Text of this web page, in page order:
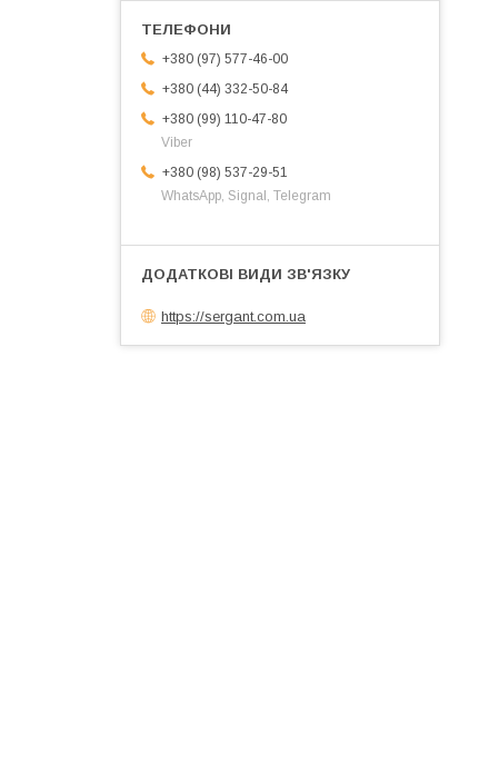
+380 (97) 577-46-00
+380 (44) 332-50-84
+380 (99) 110-47-80
Viber
+380 (98) 537-29-51
WhatsApp, Signal, Telegram
https://sergant.com.ua